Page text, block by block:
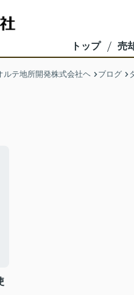
トップ 売
ルテ地所開発株式会社ヘ ブログ